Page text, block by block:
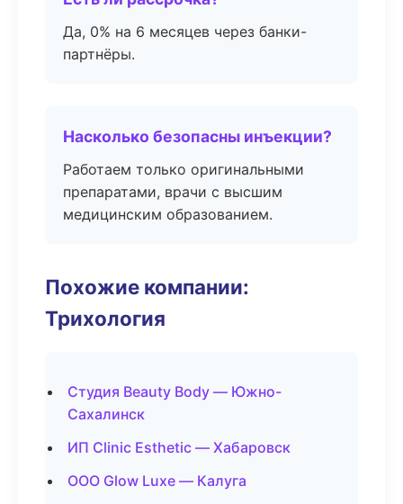
Да, 0% на 6 месяцев через банки-
партнёры.
Насколько безопасны инъекции?
Работаем только оригинальными
препаратами, врачи с высшим
медицинским образованием.
Похожие компании:
Трихология
Студия Beauty Body — Южно-
Сахалинск
ИП Clinic Esthetic — Хабаровск
ООО Glow Luxe — Калуга